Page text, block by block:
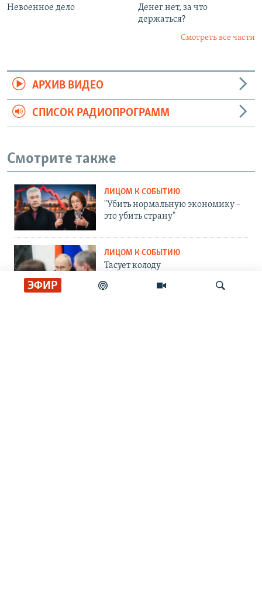
ЭФИР
Невоенное дело
Денег нет, за что
держаться?
Смотреть все части
АРХИВ ВИДЕО
СПИСОК РАДИОПРОГРАММ
Смотрите также
ЛИЦОМ К СОБЫТИЮ
"Убить нормальную экономику –
это убить страну"
ЛИЦОМ К СОБЫТИЮ
Тасует колоду